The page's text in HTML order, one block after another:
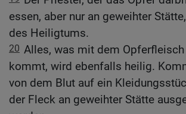
essen, aber nur an geweihter
des Heiligtums.
20 Alles, was mit dem Opferfleisch
kommt, wird ebenfalls heilig.
von dem Blut auf ein
der Fleck an geweihter Stätte